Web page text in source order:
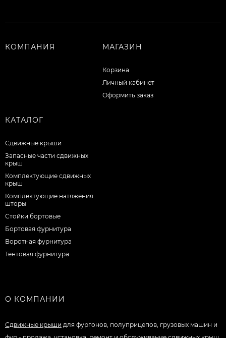
КОМПАНИЯ МАГАЗИН
Корзина
Личный кабинет
Оформить заказ
КАТАЛОГ
Сдвижные крыши
Запасные части сдвижных
крыш
Комплектующие сдвижных
крыш
Комплектующие натяжения
шторы
Стойки бортовые
Бортовая фурнитура
Воротная фурнитура
Тентовая фурнитура
О КОМПАНИИ
Сдвижные крыши для фургонов, полуприцепов, грузовых машин и